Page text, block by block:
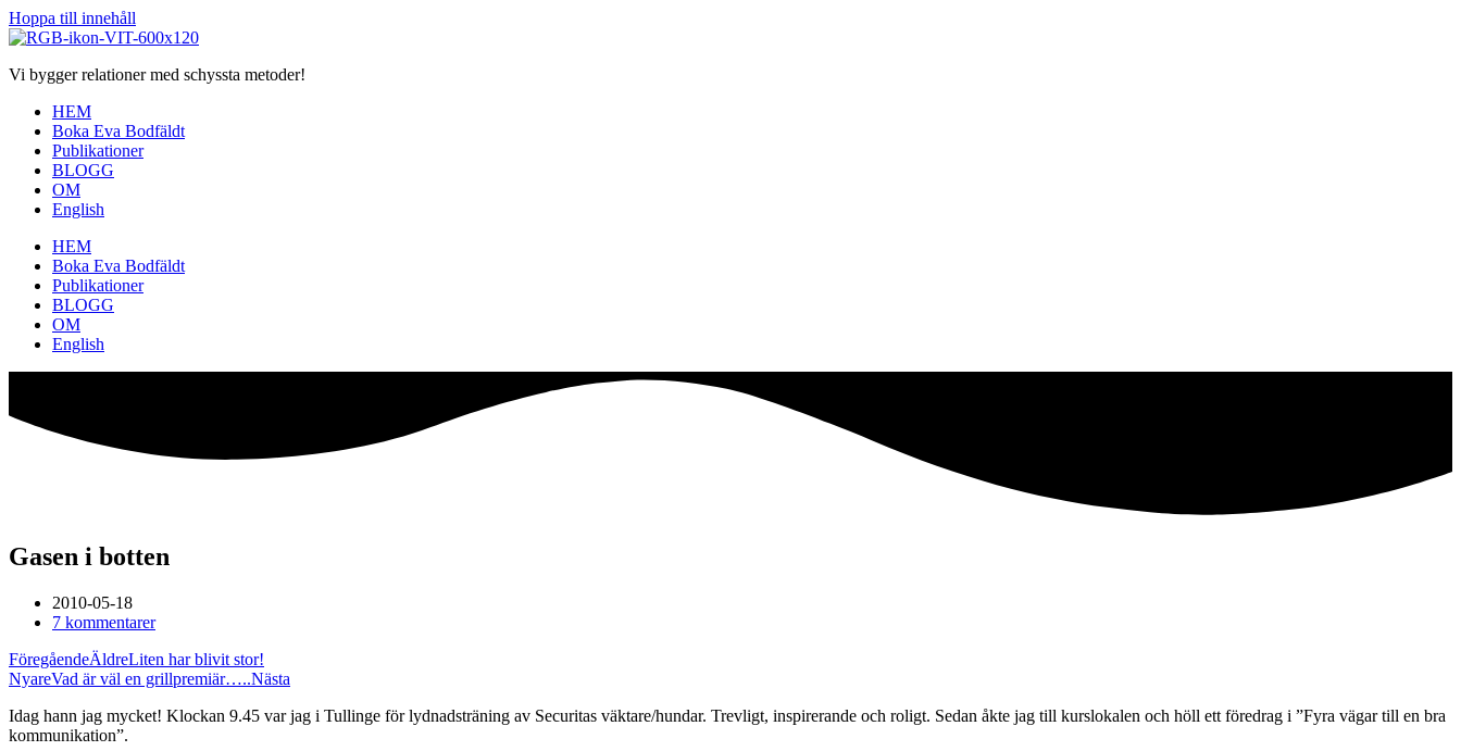
Hoppa till innehåll
Vi bygger relationer med schyssta metoder!
HEM
Boka Eva Bodfäldt
Publikationer
BLOGG
OM
English
HEM
Boka Eva Bodfäldt
Publikationer
BLOGG
OM
English
Gasen i botten
2010-05-18
7 kommentarer
FöregåendeÄldreLiten har blivit stor!
NyareVad är väl en grillpremiär…..Nästa
Idag hann jag mycket! Klockan 9.45 var jag i Tullinge för lydnadsträning av Securitas väktare/hundar. Trevligt, inspirerande och roligt. Sedan åkte jag till kurslokalen och höll ett föredrag i ”Fyra vägar till en bra
kommunikation”.